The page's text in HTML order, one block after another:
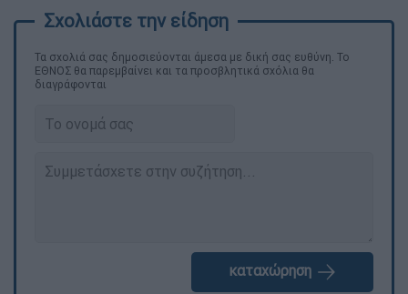
Τα σχολιά σας δημοσιεύονται άμεσα με δική σας ευθύνη. Το
ΕΘΝΟΣ θα παρεμβαίνει και τα προσβλητικά σχόλια θα
διαγράφονται
καταχώρηση